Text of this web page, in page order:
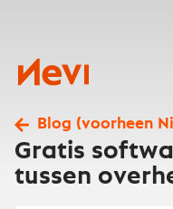
Nevi
Blog (voorheen
Gratis
tussen